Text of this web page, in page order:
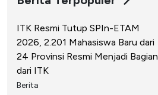
ITK Resmi Tutup SPIn-ETAM
2026, 2.201 Mahasiswa Baru dari
24 Provinsi Resmi Menjadi Bagian
dari ITK
Berita